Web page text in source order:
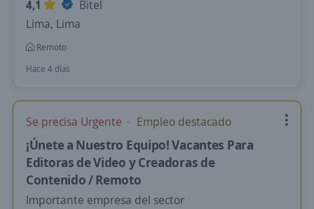
4,1
Bitel
Lima, Lima
Remoto
Hace 4 días
Se precisa Urgente Empleo destacado
¡Únete a Nuestro Equipo! Vacantes Para
Editoras de Video y Creadoras de
Contenido / Remoto
Importante empresa del sector